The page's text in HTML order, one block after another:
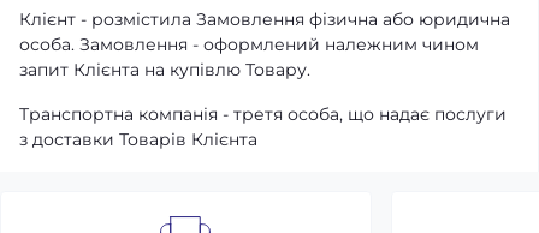
Клієнт - розмістила Замовлення фізична або юридична
особа. Замовлення - оформлений належним чином
запит Клієнта на купівлю Товару.
Транспортна компанія - третя особа, що надає послуги
з доставки Товарів Клієнта